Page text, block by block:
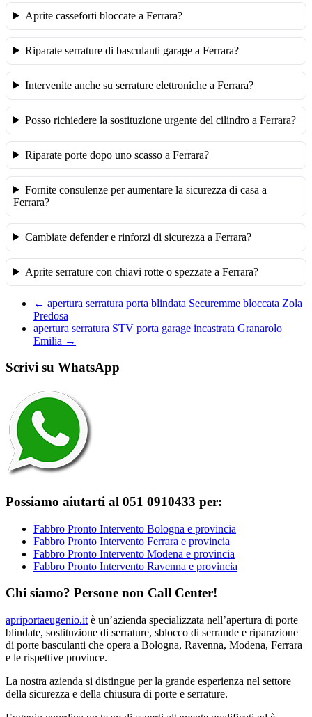
Aprite casseforti bloccate a Ferrara?
Riparate serrature di basculanti garage a Ferrara?
Intervenite anche su serrature elettroniche a Ferrara?
Posso richiedere la sostituzione urgente del cilindro a Ferrara?
Riparate porte dopo uno scasso a Ferrara?
Fornite consulenze per aumentare la sicurezza di casa a
Ferrara?
Cambiate defender e rinforzi di sicurezza a Ferrara?
Aprite serrature con chiavi rotte o spezzate a Ferrara?
← apertura serratura porta blindata Securemme bloccata Zola
Predosa
apertura serratura STV porta garage incastrata Granarolo
Emilia →
Scrivi su WhatsApp
Possiamo aiutarti al 051 0910433 per:
Fabbro Pronto Intervento Bologna e provincia
Fabbro Pronto Intervento Ferrara e provincia
Fabbro Pronto Intervento Modena e provincia
Fabbro Pronto Intervento Ravenna e provincia
Chi siamo? Persone non Call Center!
apriportaeugenio.it è un’azienda specializzata nell’apertura di porte
blindate, sostituzione di serrature, sblocco di serrande e riparazione
di porte basculanti che opera a Bologna, Ravenna, Modena, Ferrara
e le rispettive province.
La nostra azienda si distingue per la grande esperienza nel settore
della sicurezza e della chiusura di porte e serrature.